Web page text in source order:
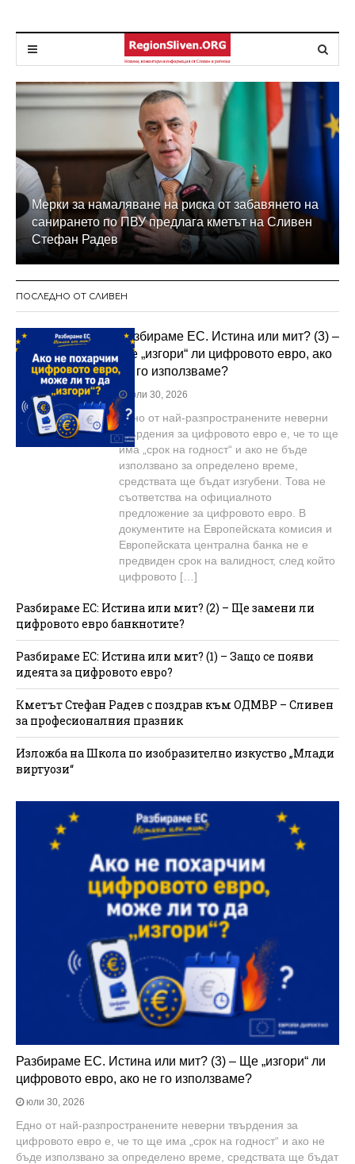
Мерки за намаляване на риска от забавянето на
санирането по ПВУ предлага кметът на Сливен
Стефан Радев
ПОСЛЕДНО ОТ СЛИВЕН
Разбираме ЕС. Истина или мит? (3) –
Ще „изгори“ ли цифровото евро, ако
не го използваме?
юли 30, 2026
Едно от най-разпространените неверни
твърдения за цифровото евро е, че то ще
има „срок на годност“ и ако не бъде
използвано за определено време,
средствата ще бъдат изгубени. Това не
съответства на официалното
предложение за цифровото евро. В
документите на Европейската комисия и
Европейската централна банка не е
предвиден срок на валидност, след който
цифровото […]
Разбираме ЕС: Истина или мит? (2) – Ще замени ли
цифровото евро банкнотите?
Разбираме ЕС: Истина или мит? (1) – Защо се появи
идеята за цифровото евро?
Кметът Стефан Радев с поздрав към ОДМВР – Сливен
за професионалния празник
Изложба на Школа по изобразително изкуство „Млади
виртуози“
Разбираме ЕС. Истина или мит? (3) – Ще „изгори“ ли
цифровото евро, ако не го използваме?
юли 30, 2026
Едно от най-разпространените неверни твърдения за
цифровото евро е, че то ще има „срок на годност“ и ако не
бъде използвано за определено време, средствата ще бъдат